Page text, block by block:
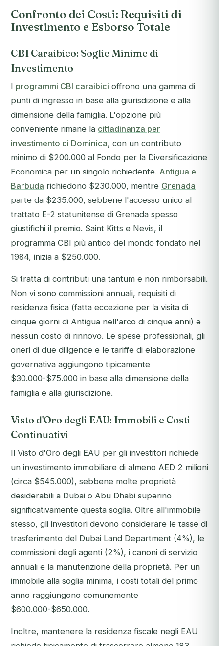
Confronto dei Costi: Requisiti di
Investimento e Esborso Totale
CBI Caraibico: Soglie Minime di
Investimento
I programmi CBI caraibici offrono una gamma di
punti di ingresso in base alla giurisdizione e alla
dimensione della famiglia. L'opzione più
conveniente rimane la cittadinanza per
investimento di Dominica, con un contributo
minimo di $200.000 al Fondo per la Diversificazione
Economica per un singolo richiedente. Antigua e
Barbuda richiedono $230.000, mentre Grenada
parte da $235.000, sebbene l'accesso unico al
trattato E-2 statunitense di Grenada spesso
giustifichi il premio. Saint Kitts e Nevis, il
programma CBI più antico del mondo fondato nel
1984, inizia a $250.000.
Si tratta di contributi una tantum e non rimborsabili.
Non vi sono commissioni annuali, requisiti di
residenza fisica (fatta eccezione per la visita di
cinque giorni di Antigua nell'arco di cinque anni) e
nessun costo di rinnovo. Le spese professionali, gli
oneri di due diligence e le tariffe di elaborazione
governativa aggiungono tipicamente
$30.000-$75.000 in base alla dimensione della
famiglia e alla giurisdizione.
Visto d'Oro degli EAU: Immobili e Costi
Continuativi
Il Visto d'Oro degli EAU per gli investitori richiede
un investimento immobiliare di almeno AED 2 milioni
(circa $545.000), sebbene molte proprietà
desiderabili a Dubai o Abu Dhabi superino
significativamente questa soglia. Oltre all'immobile
stesso, gli investitori devono considerare le tasse di
trasferimento del Dubai Land Department (4%), le
commissioni degli agenti (2%), i canoni di servizio
annuali e la manutenzione della proprietà. Per un
immobile alla soglia minima, i costi totali del primo
anno raggiungono comunemente
$600.000-$650.000.
Inoltre, mantenere la residenza fiscale negli EAU